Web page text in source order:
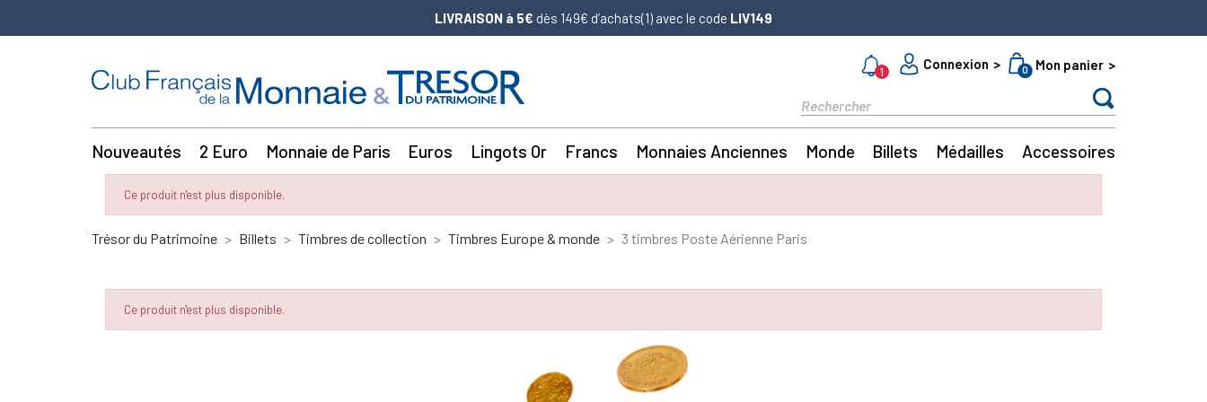
LIVRAISON à 5€ dès 149€ d’achats(1) avec le code LIV149
1
Connexion 0 Mon panier
Nouveautés 2 Euro Monnaie de Paris Euros Lingots Or Francs Monnaies Anciennes Monde Billets Médailles Accessoires
Ce produit n'est plus disponible.
Trésor du Patrimoine Billets Timbres de collection Timbres Europe & monde 3 timbres Poste Aérienne Paris
Ce produit n'est plus disponible.